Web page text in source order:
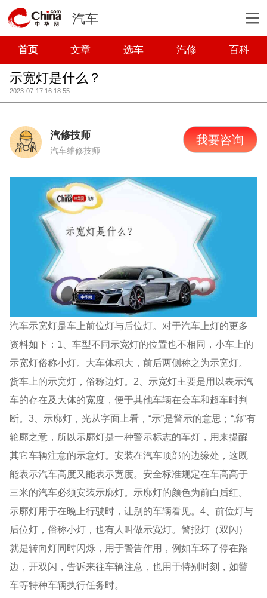
汽车
首页 文章 选车 汽修 百科
示宽灯是什么？
2023-07-17 16:18:55
汽修技师
汽车维修技师
我要咨询
汽车示宽灯是车上前位灯与后位灯。对于汽车上灯的更多
资料如下：1、车型不同示宽灯的位置也不相同，小车上的
示宽灯俗称小灯。大车体积大，前后两侧称之为示宽灯。
货车上的示宽灯，俗称边灯。2、示宽灯主要是用以表示汽
车的存在及大体的宽度，便于其他车辆在会车和超车时判
断。3、示廓灯，光从字面上看，“示”是警示的意思；“廓”有
轮廓之意，所以示廓灯是一种警示标志的车灯，用来提醒
其它车辆注意的示意灯。安装在汽车顶部的边缘处，这既
能表示汽车高度又能表示宽度。安全标准规定在车高高于
三米的汽车必须安装示廓灯。示廓灯的颜色为前白后红。
示廓灯用于在晚上行驶时，让别的车辆看见。4、前位灯与
后位灯，俗称小灯，也有人叫做示宽灯。警报灯（双闪）
就是转向灯同时闪烁，用于警告作用，例如车坏了停在路
边，开双闪，告诉来往车辆注意，也用于特别时刻，如警
车等特种车辆执行任务时。